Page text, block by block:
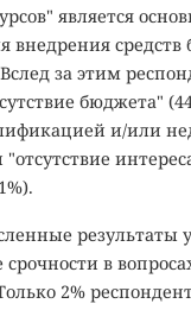
является
внедрения средств
за этим
бюджета"
и/или
результаты
в
2%